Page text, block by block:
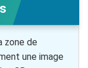
zone de
une image